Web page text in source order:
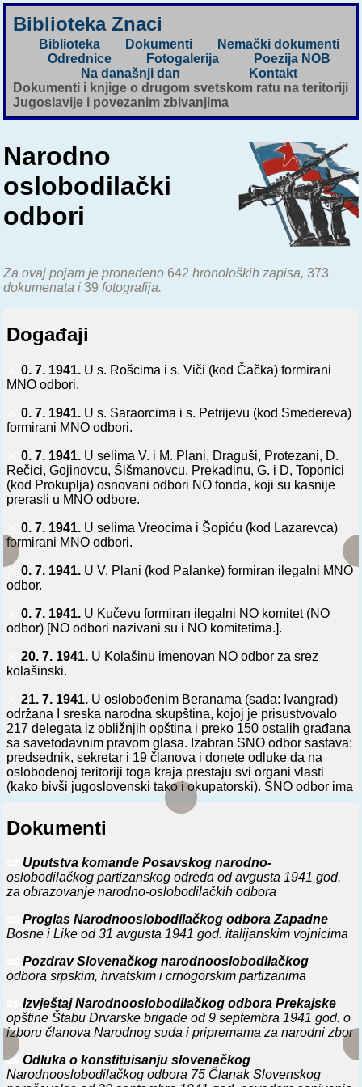
Biblioteka Znaci
Biblioteka Dokumenti
Nemački dokumenti
Odrednice
Fotogalerija
Poezija NOB
Na današnji dan
Kontakt
Dokumenti i knjige o drugom svetskom ratu na teritoriji
Jugoslavije i povezanim zbivanjima
Narodno
oslobodilački
odbori
Za ovaj pojam je pronađeno 642 hronoloških zapisa,373
dokumenata i39 fotografija.
Događaji
0. 7. 1941. U s. Rošcima i s. Viči (kod Čačka) formirani
MNO odbori.
0. 7. 1941. U s. Saraorcima i s. Petrijevu (kod Smedereva)
formirani MNO odbori.
0. 7. 1941. U selima V. i M. Plani, Draguši, Protezani, D.
Rečici, Gojinovcu, Šišmanovcu, Prekadinu, G. i D, Toponici
(kod Prokuplja) osnovani odbori NO fonda, koji su kasnije
prerasli u MNO odbore.
0. 7. 1941. U selima Vreocima i Šopiću (kod Lazarevca)
formirani MNO odbori.
⚔️ 0. 7. 1941. U V. Plani (kod Palanke) formiran ilegalni MNO
odbor.
0. 7. 1941. U Kučevu formiran ilegalni NO komitet (NO
odbor) [NO odbori nazivani su i NO komitetima.].
20. 7. 1941. U Kolašinu imenovan NO odbor za srez
kolašinski.
21. 7. 1941. U oslobođenim Beranama (sada: Ivangrad)
održana I sreska narodna skupština, kojoj je prisustvovalo
217 delegata iz obližnjih opština i preko 150 ostalih građana
sa savetodavnim pravom glasa. Izabran SNO odbor sastava:
predsednik, sekretar i 19 članova i donete odluke da na
oslobođenoj teritoriji toga kraja prestaju svi organi vlasti
(kako bivši jugoslovenski tako i okupatorski). SNO odbor ima
svu vlast u tom kraju; preuzima celokupnu državnu imovinu i
finansijska sredstva svih nadleštava i banaka u cilju borbe
za oslobođenje; garantuje bezbednost, ličnu sigurnost i
njegovim zahtevima i odlukama). Odbor je imao šest sekcija:
vojno-sudsku, unutrašnju, ekonomsku, finansijsku, socijalno-
zdravstvenu i kulturno-prosvetnu.
21. 7. 1941. U Andrijevici, na konferenciji predstavnika
sela sreza andrijevičkog, izabran SNO odbor.
21. 7. 1941. U oslobođenom Bijelom Polju održan zbor
ustanika i naroda. Pred oko 5.000 ljudi govorio je sekretar
objasnio im ciljeve NOB-a i sve ih pozvao na jedinstvo i na
dalje učešće u borbama. Formiran je NO komitet (odbor) za
srez bjelopoljski.
⚔️ 30. 7. 1941. U Drvaru Štab gerilskih odreda za srez Bos.
Grahovo imenovao Vojno-revolucionarno veće (imalo je
Dokumenti
Uputstva komande Posavskog narodno-
oslobodilačkog partizanskog odreda od avgusta 1941 god.
za obrazovanje narodno-oslobodilačkih odbora
Proglas Narodnooslobodilačkog odbora Zapadne
Bosne i Like od 31 avgusta 1941 god. italijanskim vojnicima
Pozdrav Slovenačkog narodnooslobodilačkog
odbora srpskim, hrvatskim i crnogorskim partizanima
Izvještaj Narodnooslobodilačkog odbora Prekajske
opštine Štabu Drvarske brigade od 9 septembra 1941 god. o
izboru članova Narodnog suda i pripremama za narodni zbor
📜 Odluka o konstituisanju slovenačkog
Narodnooslobodilačkog odbora 75 Članak Slovenskog